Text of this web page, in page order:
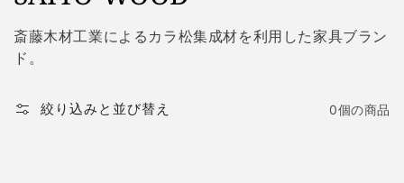
レ
ク
シ
斎藤木材工業によるカラ松集成材を利用した家具ブラン
ド。
絞り込みと並び替え 0個の商品